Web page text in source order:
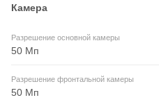
Камера
Разрешение основной камеры
50 Мп
Разрешение фронтальной камеры
50 Мп